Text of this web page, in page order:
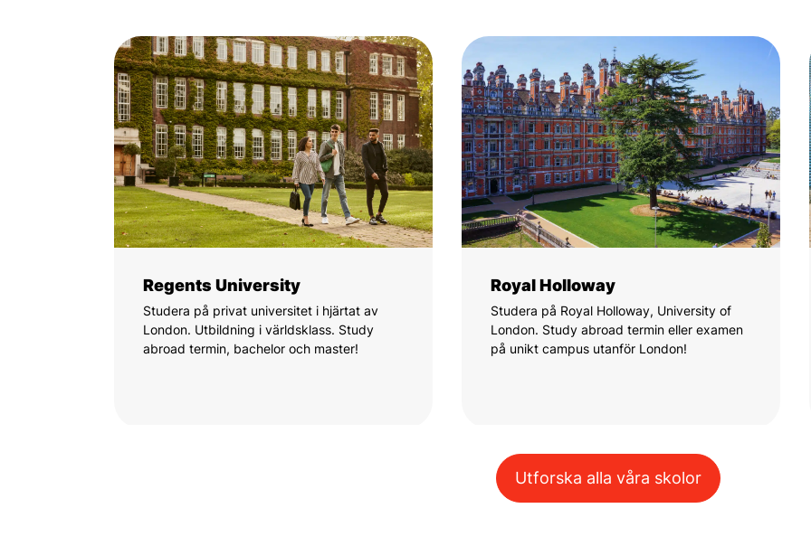
Regents University
Studera på privat universitet i hjärtat av
London. Utbildning i världsklass. Study
abroad termin, bachelor och master!
Royal Holloway
Studera på Royal Holloway, University of
London. Study abroad termin eller examen
på unikt campus utanför London!
Utforska alla våra skolor